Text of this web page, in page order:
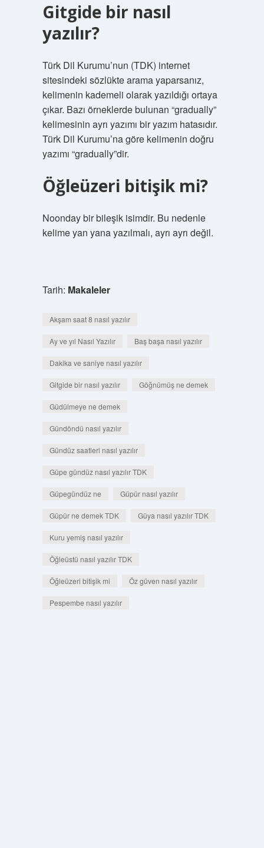
Gitgide bir nasıl
yazılır?
Türk Dil Kurumu’nun (TDK) internet
sitesindeki sözlükte arama yaparsanız,
kelimenin kademeli olarak yazıldığı ortaya
çıkar. Bazı örneklerde bulunan “gradually”
kelimesinin ayrı yazımı bir yazım hatasıdır.
Türk Dil Kurumu’na göre kelimenin doğru
yazımı “gradually”dir.
Öğleüzeri bitişik mi?
Noonday bir bileşik isimdir. Bu nedenle
kelime yan yana yazılmalı, ayrı ayrı değil.
Tarih: Makaleler
Akşam saat 8 nasıl yazılır
Ay ve yıl Nasıl Yazılır Baş başa nasıl yazılır
Dakika ve saniye nasıl yazılır
Gitgide bir nasıl yazılır Göğnümüş ne demek
Güdülmeye ne demek
Gündöndü nasıl yazılır
Gündüz saatleri nasıl yazılır
Güpe gündüz nasıl yazılır TDK
Güpegündüz ne Güpür nasıl yazılır
Güpür ne demek TDK Güya nasıl yazılır TDK
Kuru yemiş nasıl yazılır
Öğleüstü nasıl yazılır TDK
Öğleüzeri bitişik mi Öz güven nasıl yazılır
Pespembe nasıl yazılır